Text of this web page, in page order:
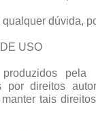
dúvida,
USO
produzidos
por direitos
tais